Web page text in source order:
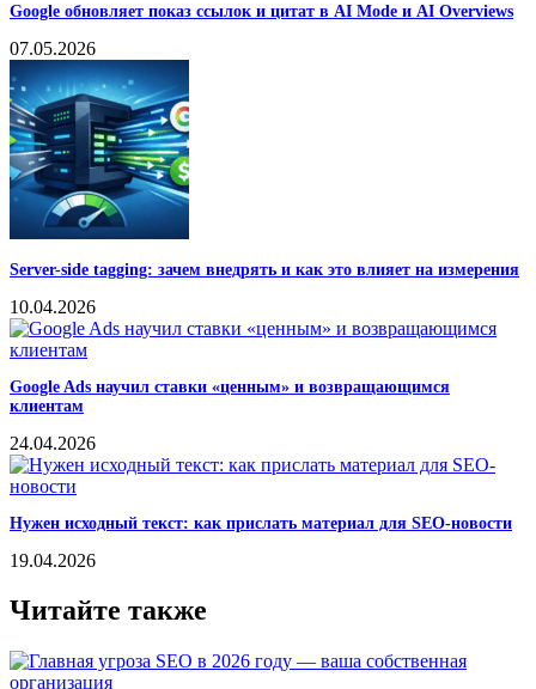
Google обновляет показ ссылок и цитат в AI Mode и AI Overviews
07.05.2026
Server-side tagging: зачем внедрять и как это влияет на измерения
10.04.2026
Google Ads научил ставки «ценным» и возвращающимся
клиентам
24.04.2026
Нужен исходный текст: как прислать материал для SEO-новости
19.04.2026
Читайте также